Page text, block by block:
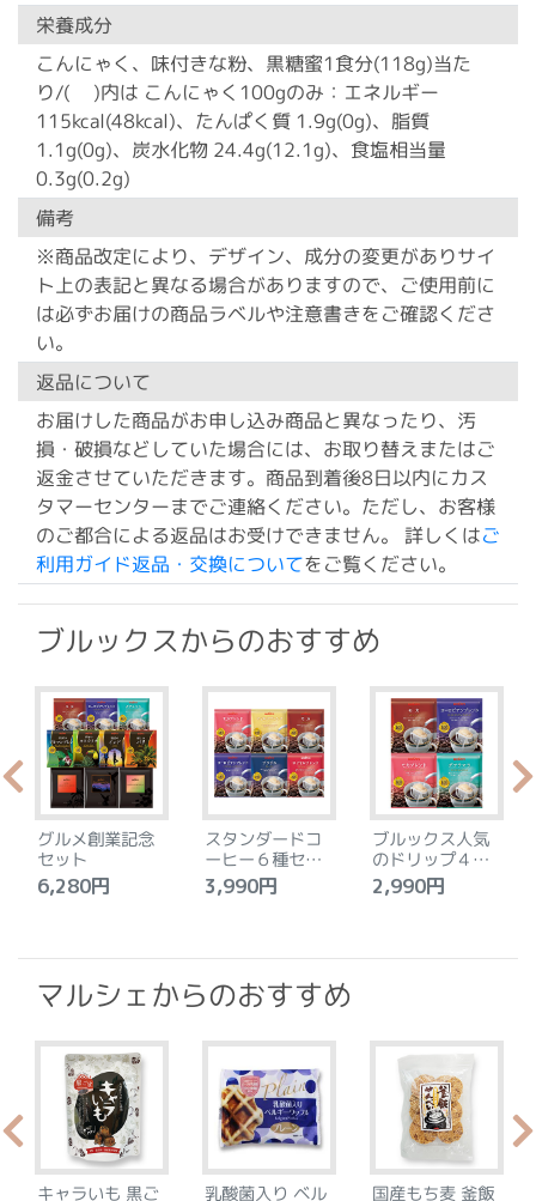
栄養成分
こんにゃく、味付きな粉、黒糖蜜1食分(118g)当た
り/( )内は こんにゃく100gのみ：エネルギー
115kcal(48kcal)、たんぱく質 1.9g(0g)、脂質
1.1g(0g)、炭水化物 24.4g(12.1g)、食塩相当量
0.3g(0.2g)
備考
※商品改定により、デザイン、成分の変更がありサイ
ト上の表記と異なる場合がありますので、ご使用前に
は必ずお届けの商品ラベルや注意書きをご確認くださ
い。
返品について
お届けした商品がお申し込み商品と異なったり、汚
損・破損などしていた場合には、お取り替えまたはご
返金させていただきます。商品到着後8日以内にカス
タマーセンターまでご連絡ください。ただし、お客様
のご都合による返品はお受けできません。 詳しくはご
利用ガイド返品・交換についてをご覧ください。
ブルックスからのおすすめ
グルメ創業記念
セット
6,280円
スタンダードコ
ーヒー６種セッ
ト
3,990円
ブルックス人気
のドリップ４種
セット
2,990円
マルシェからのおすすめ
キャラいも 黒ご 乳酸菌入り ベル 国産もち麦 釜飯